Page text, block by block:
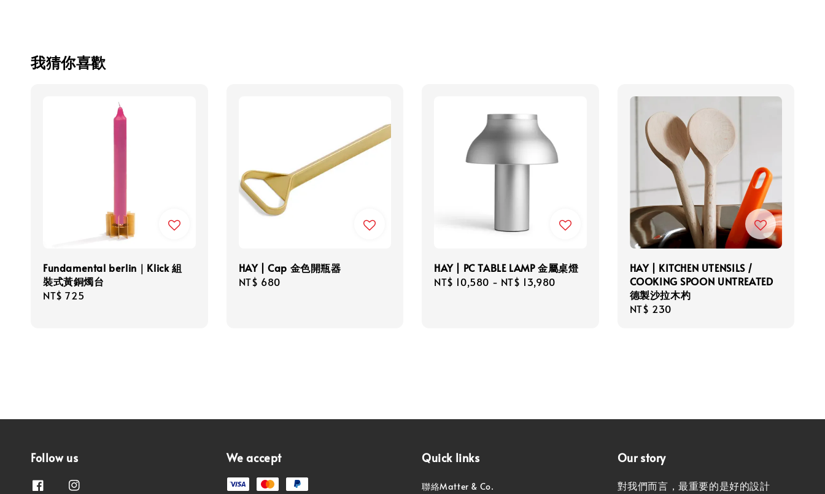
我猜你喜歡
Fundamental berlin｜Klick 組
裝式黃銅燭台
Regular
NT$ 725
HAY | Cap 金色開瓶器
Regular
NT$ 680
HAY | PC TABLE LAMP 金屬桌燈
Regular
NT$ 10,580 - NT$ 13,980
HAY | KITCHEN UTENSILS /
COOKING SPOON UNTREATED
德製沙拉木杓
Regular
NT$ 230
Follow us We accept Quick links
聯絡Matter & Co.
Our story
對我們而言，最重要的是好的設計